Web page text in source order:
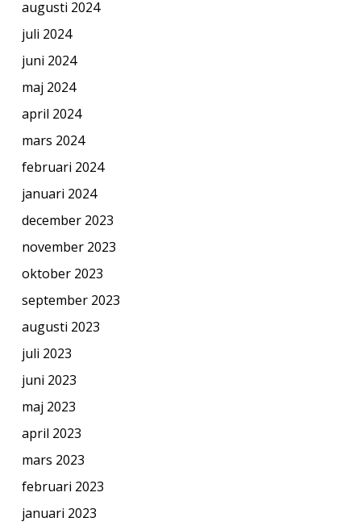
augusti 2024
juli 2024
juni 2024
maj 2024
april 2024
mars 2024
februari 2024
januari 2024
december 2023
november 2023
oktober 2023
september 2023
augusti 2023
juli 2023
juni 2023
maj 2023
april 2023
mars 2023
februari 2023
januari 2023